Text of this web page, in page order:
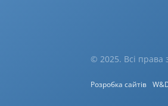
© 2025. Всі права
Розробка сайтів